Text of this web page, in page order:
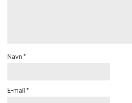
Navn *
E-mail *